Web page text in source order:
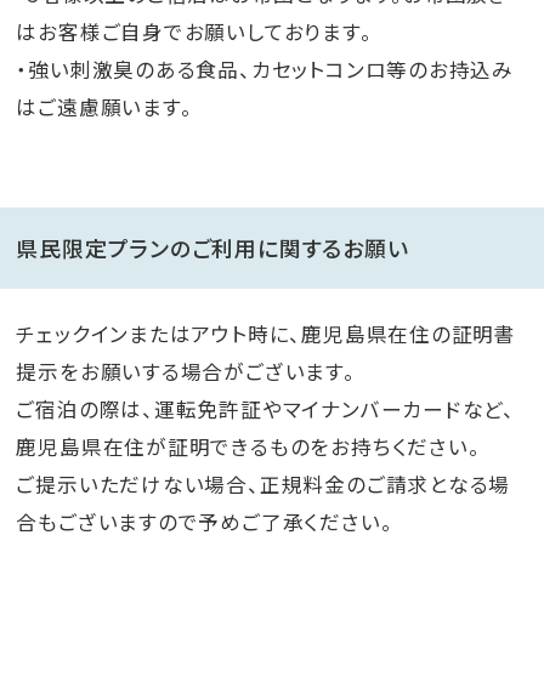
はお客様ご自身でお願いしております。
・強い刺激臭のある食品、カセットコンロ等のお持込み
はご遠慮願います。
県民限定プランのご利用に関するお願い
チェックインまたはアウト時に、鹿児島県在住の証明書
提示をお願いする場合がございます。
ご宿泊の際は、運転免許証やマイナンバーカードなど、
鹿児島県在住が証明できるものをお持ちください。
ご提示いただけない場合、正規料金のご請求となる場
合もございますので予めご了承ください。